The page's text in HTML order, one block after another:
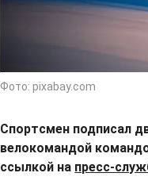
Фото: pixabay.com
Спортсмен подписал
велокомандой
ссылкой на пресс-